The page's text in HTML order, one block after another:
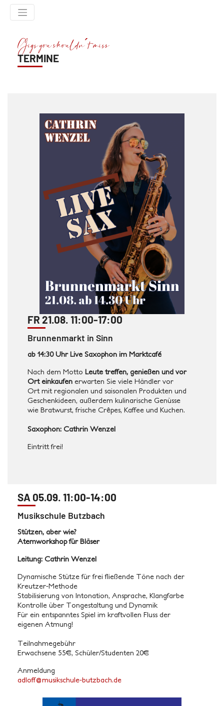
UNTERRICHT
Gigs you shouldn´t miss
TERMINE
FR 21.08. 11:00-17:00
Brunnenmarkt in Sinn
ab 14:30 Uhr Live Saxophon im Marktcafé
Nach dem Motto Leute treffen, genießen und vor
Ort einkaufen erwarten Sie viele Händler vor
Ort mit regionalen und saisonalen Produkten und
Geschenkideen, außerdem kulinarische Genüsse
wie Bratwurst, frische Crêpes, Kaffee und Kuchen.
Saxophon: Cathrin Wenzel
Eintritt frei!
SA 05.09. 11:00-14:00
Musikschule Butzbach
Stützen, aber wie?
Atemworkshop für Bläser
Leitung: Cathrin Wenzel
Dynamische Stütze für frei fließende Töne nach der
Kreutzer-Methode
Stabilisierung von Intonation, Ansprache, Klangfarbe
Kontrolle über Tongestaltung und Dynamik
Für ein entspanntes Spiel im kraftvollen Fluss der
eigenen Atmung!
Teilnahmegebühr
Erwachsene 55€, Schüler/Studenten 20€
Anmeldung
ed.hc
abztu
b-elu
hcski
sum@f
folda